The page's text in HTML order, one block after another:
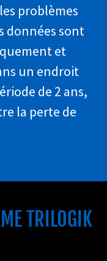
problèmes
données sont
et
un endroit
de 2 ans,
la perte de
TRILOGIK